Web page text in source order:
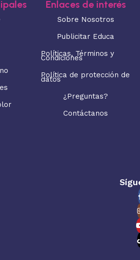
Enlaces de interés
Sobre Nosotros
Publicitar Educa
Políticas, Términos y
Condiciones
Política de protección de
datos
¿Preguntas?
Contáctanos